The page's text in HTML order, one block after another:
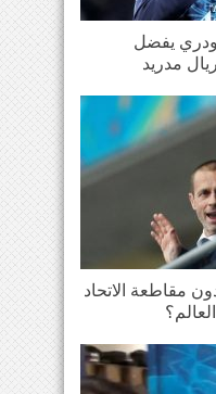
يفضل
مدريد
مقاطعة الاتحاد